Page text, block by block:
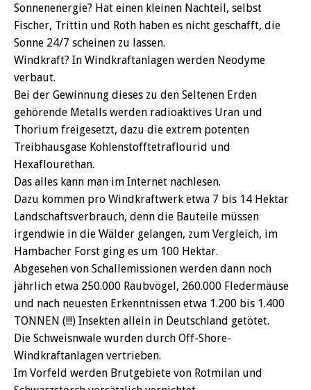
Sonnenenergie? Hat einen kleinen Nachteil, selbst
Fischer, Trittin und Roth haben es nicht geschafft, die
Sonne 24/7 scheinen zu lassen.
Windkraft? In Windkraftanlagen werden Neodyme
verbaut.
Bei der Gewinnung dieses zu den Seltenen Erden
gehörende Metalls werden radioaktives Uran und
Thorium freigesetzt, dazu die extrem potenten
Treibhausgase Kohlenstofftetraflourid und
Hexaflourethan.
Das alles kann man im Internet nachlesen.
Dazu kommen pro Windkraftwerk etwa 7 bis 14 Hektar
Landschaftsverbrauch, denn die Bauteile müssen
irgendwie in die Wälder gelangen, zum Vergleich, im
Hambacher Forst ging es um 100 Hektar.
Abgesehen von Schallemissionen werden dann noch
jährlich etwa 250.000 Raubvögel, 260.000 Fledermäuse
und nach neuesten Erkenntnissen etwa 1.200 bis 1.400
TONNEN (!!!) Insekten allein in Deutschland getötet.
Die Schweisnwale wurden durch Off-Shore-
Windkraftanlagen vertrieben.
Im Vorfeld werden Brutgebiete von Rotmilan und